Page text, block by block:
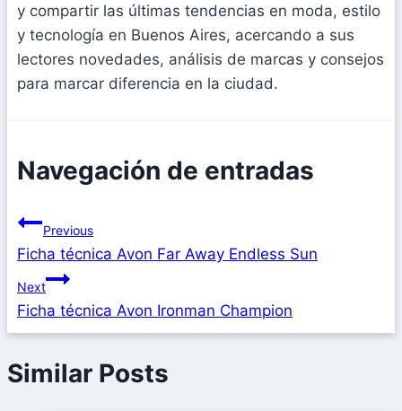
y compartir las últimas tendencias en moda, estilo
y tecnología en Buenos Aires, acercando a sus
lectores novedades, análisis de marcas y consejos
para marcar diferencia en la ciudad.
Navegación de entradas
Previous
Ficha técnica Avon Far Away Endless Sun
Next
Ficha técnica Avon Ironman Champion
Similar Posts